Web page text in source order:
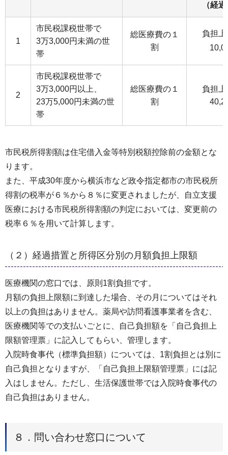
（経
1
市民税課税世帯で
3万3,000円未満の世
帯
総医療費の１
割
負担
2
市民税課税世帯で
3万3,000円以上、
23万5,000円未満の世
帯
総医療費の１
割
負担
市民税所得割額は住宅借入金等特別税額控除前の金額とな
ります。
また、平成30年度から横浜市など政令指定都市の市民税所
得割の税率が６％から８％に変更されましたが、自立支援
医療における市民税所得割額の判定においては、変更前の
税率６％を用いて計算します。
（２）経過措置と所得区分別の月額負担上限額
医療機関の窓口では、原則1割負担です。
月額の負担上限額に到達した場合、その月についてはそれ
以上の負担はありません。薬局や訪問看護事業者を含む、
医療機関等での支払いごとに、自己負担額を「自己負担上
限額管理票」に記入してもらい、管理します。
入院時食事代（標準負担額）については、1割負担とは別に
自己負担となりますが、「自己負担上限額管理票」には記
入はしません。ただし、生活保護世帯では入院時食事代の
自己負担はありません。
８．問い合わせ窓口について